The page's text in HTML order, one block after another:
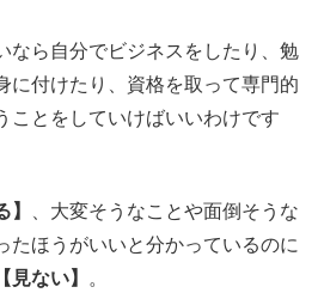
なら自分でビジネスをしたり、勉
に付けたり、資格を取って専門的
ことをしていけばいいわけです
】
、大変そうなことや面倒そうな
たほうがいいと分かっているのに
【見ない】 。